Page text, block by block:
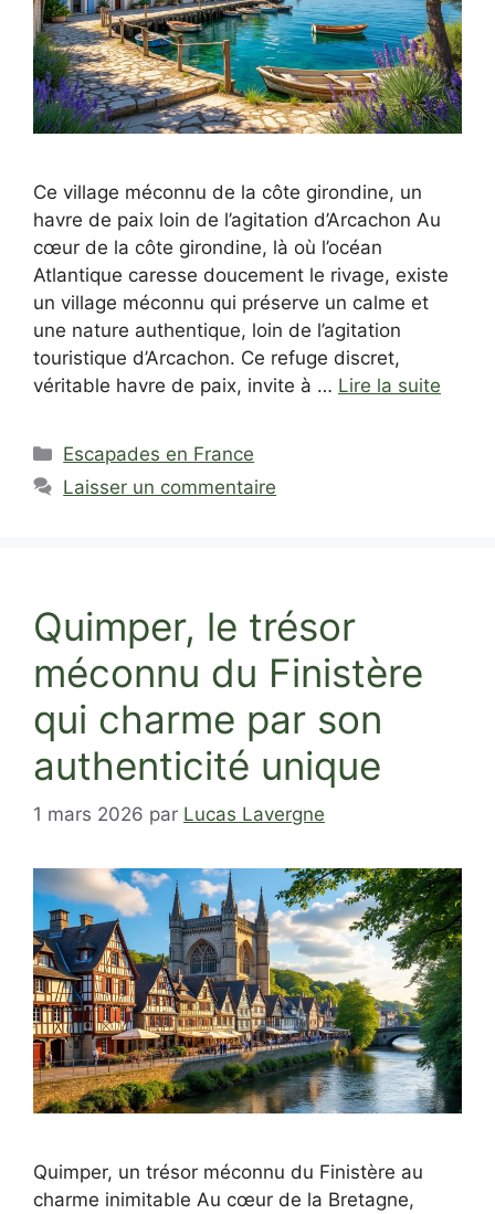
Ce village méconnu de la côte girondine, un
havre de paix loin de l’agitation d’Arcachon Au
cœur de la côte girondine, là où l’océan
Atlantique caresse doucement le rivage, existe
un village méconnu qui préserve un calme et
une nature authentique, loin de l’agitation
touristique d’Arcachon. Ce refuge discret,
véritable havre de paix, invite à … Lire la suite
Catégories
Escapades en France
Laisser un commentaire
Quimper, le trésor
méconnu du Finistère
qui charme par son
authenticité unique
1 mars 2026 par Lucas Lavergne
Quimper, un trésor méconnu du Finistère au
charme inimitable Au cœur de la Bretagne,